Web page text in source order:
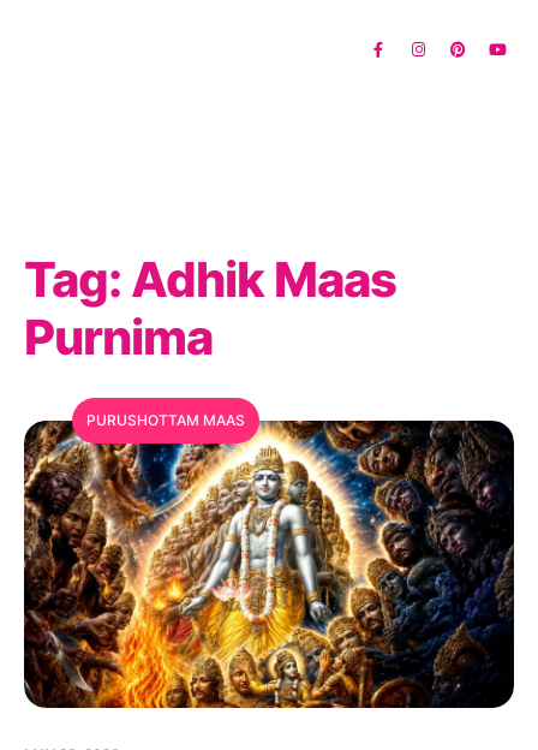
Tag: Adhik Maas
Purnima
PURUSHOTTAM MAAS
MFC Search Assistant
My Favorite Corner · Live Search